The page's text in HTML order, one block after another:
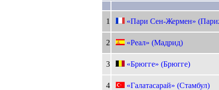
1 «Пари Сен-Жермен»
2 «Реал» (Мадрид)
3 «Брюгге» (Брюгге)
4 «Галатасарай» (Стамбул)